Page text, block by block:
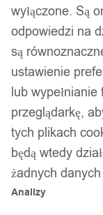
wyłączone. Są
odpowiedzi na
są
ustawienie
lub
przeglądarkę,
tych plikach
będą wtedy
żadnych
Analizy